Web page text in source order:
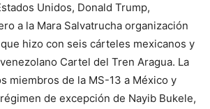
Unidos, Donald Trump,
a la Mara Salvatrucha organización
hizo con seis cárteles mexicanos y
Cartel del Tren Aragua. La
miembros de la MS-13 a México y
de excepción de Nayib Bukele,